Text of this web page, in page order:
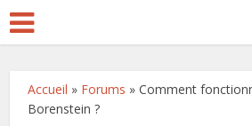
Accueil » Forums »Comment
Borenstein ?